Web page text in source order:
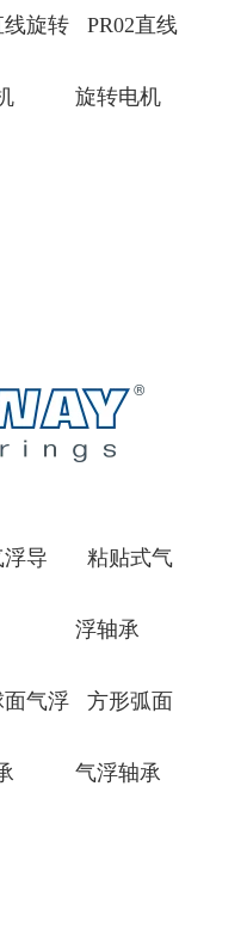
线旋转 PR02直线
旋转电机
浮导 粘贴式气
浮轴承
面气浮 方形弧面
气浮轴承